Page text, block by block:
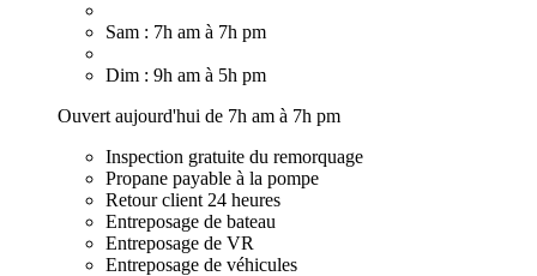
Sam : 7h am à 7h pm
Dim : 9h am à 5h pm
Ouvert aujourd'hui de 7h am à 7h pm
Inspection gratuite du remorquage
Propane payable à la pompe
Retour client 24 heures
Entreposage de bateau
Entreposage de VR
Entreposage de véhicules